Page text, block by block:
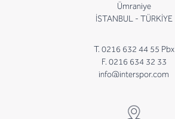
Ümraniye
İSTANBUL - TÜRKİYE
T. 0216 632 44 55 Pbx
F. 0216 634 32 33
info@interspor.com